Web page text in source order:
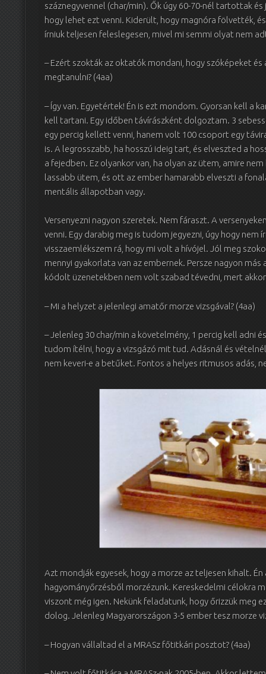
száznegyvennel (char/min). Ők úgy 60-70-nél tartottak
hogy lehet ezt venni. Kiderült, hogy magnóra fölvették,
írniuk teljesen feleslegesen, mivel mi semmi olyat nem
– Ezért szokták az oktatók mondani, hogy szóképeket
megtanulni? (4aa)
– Így van. Egyetértek! Én is ezt mondom. Gyorsan kell a
kell tartani. Egy időben távírászként dolgoztam. 3
egy percig kellett venni, hanem volt 100 csoport egy
is. A legrosszabb, ha hosszú ideig tart, és elveszted a
a fejedben. Ez olyankor van, ha olyan az ütem, amire
lassabb ütem, és ott az ember hamarabb elveszti a
mentális állapotban vagy.
Versenyezni nagyon szeretek. Nem fáraszt. A
venni. Egy darabig meg is tudom jegyezni, úgy hogy nem
visszaemlékszem rá, hogy mi volt a hívójel. Jól meg
mennyi gyakorlata van az embernek. Persze nagyon
kódolt üzenetekben nem volt szabad tévedni, mert
– Mi a helyzet a jelenlegi amatőr morze vizsgával? (4aa)
– Jelenleg 30 char/min a követelmény, 1 percig kell adni
tudom ítélni, hogy a vizsgázó mit tud. Adásnál és
nem keveri-e a betűket. Fontos a helyes ritmusos adás,
Azt mondják egyesek, hogy a morze az teljesen kihalt.
hagyományőrzésből morzézunk. Kereskedelmi célokra
viszont még igen. Nekünk feladatunk, hogy őrizzük meg
dolog. Jelenleg Magyarországon 3-5 ember tesz morze
– Hogyan vállaltad el a MRASz főtitkári posztot? (4aa)